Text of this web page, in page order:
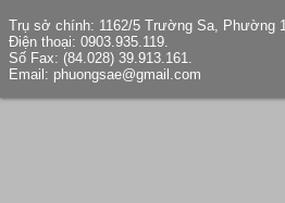
Trụ sở chính: 1162/5 Trường Sa, Phường
Điện thoại: 0903.935.119.
Số Fax: (84.028) 39.913.161.
Email: phuongsae@gmail.com